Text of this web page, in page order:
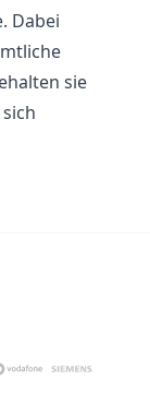
Dabei
sie